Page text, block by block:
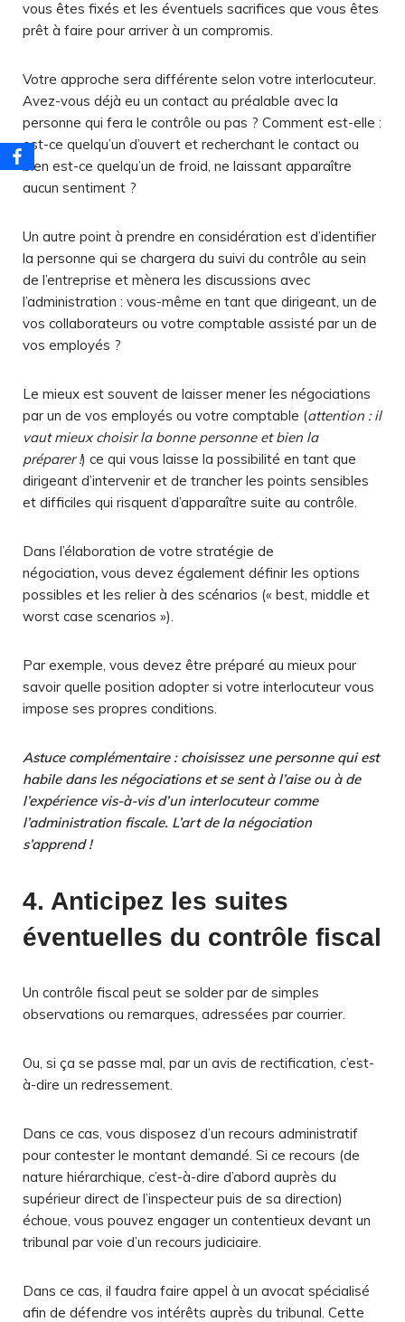
vous êtes fixés et les éventuels sacrifices que vous êtes
prêt à faire pour arriver à un compromis.
Votre approche sera différente selon votre interlocuteur.
Avez-vous déjà eu un contact au préalable avec la
personne qui fera le contrôle ou pas ? Comment est-elle :
est-ce quelqu’un d’ouvert et recherchant le contact ou
bien est-ce quelqu’un de froid, ne laissant apparaître
aucun sentiment ?
Un autre point à prendre en considération est d’identifier
la personne qui se chargera du suivi du contrôle au sein
de l’entreprise et mènera les discussions avec
l’administration : vous-même en tant que dirigeant, un de
vos collaborateurs ou votre comptable assisté par un de
vos employés ?
Le mieux est souvent de laisser mener les négociations
par un de vos employés ou votre comptable (attention : il
vaut mieux choisir la bonne personne et bien la
préparer !) ce qui vous laisse la possibilité en tant que
dirigeant d’intervenir et de trancher les points sensibles
et difficiles qui risquent d’apparaître suite au contrôle.
Dans l’élaboration de votre stratégie de
négociation, vous devez également définir les options
possibles et les relier à des scénarios (« best, middle et
worst case scenarios »).
Par exemple, vous devez être préparé au mieux pour
savoir quelle position adopter si votre interlocuteur vous
impose ses propres conditions.
Astuce complémentaire : choisissez une personne qui est
habile dans les négociations et se sent à l’aise ou à de
l’expérience vis-à-vis d’un interlocuteur comme
l’administration fiscale. L’art de la négociation
s’apprend !
4. Anticipez les suites
éventuelles du contrôle fiscal
Un contrôle fiscal peut se solder par de simples
observations ou remarques, adressées par courrier.
Ou, si ça se passe mal, par un avis de rectification, c’est-
à-dire un redressement.
Dans ce cas, vous disposez d’un recours administratif
pour contester le montant demandé. Si ce recours (de
nature hiérarchique, c’est-à-dire d’abord auprès du
supérieur direct de l’inspecteur puis de sa direction)
échoue, vous pouvez engager un contentieux devant un
tribunal par voie d’un recours judiciaire.
Dans ce cas, il faudra faire appel à un avocat spécialisé
afin de défendre vos intérêts auprès du tribunal. Cette